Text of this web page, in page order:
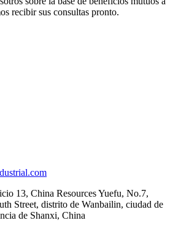
recibir sus consultas pronto.
13, China Resources Yuefu, No.7,
Street, distrito de Wanbailin, ciudad de
de Shanxi, China